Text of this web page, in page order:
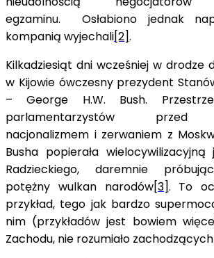
egzaminu. Osłabiono jednak
kompanią wyjechali[2].
Kilkadziesiąt dni wcześniej w drodze
w Kijowie ówczesny prezydent
– George H.W. Bush.
parlamentarzystów przed
nacjonalizmem i zerwaniem z
Busha popierała wielocywilizacyjną
Radzieckiego, daremnie
potężny wulkan narodów[3]. To
przykład, tego jak bardzo
nim (przykładów jest bowiem
Zachodu, nie rozumiało